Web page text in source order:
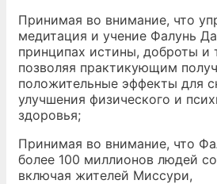
Принимая во внимание, что
медитация и учение Фалунь
принципах истины, доброты и
позволяя практикующим
положительные эффекты для
улучшения физического и
здоровья;
Принимая во внимание, что
более 100 миллионов людей
включая жителей Миссури,